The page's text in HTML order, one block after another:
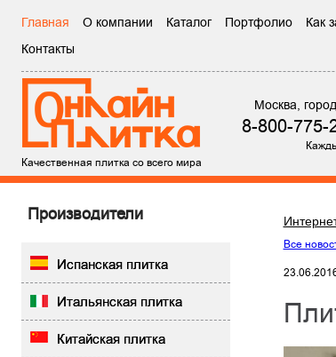
Главная О компании Каталог Портфолио Как
Контакты
Качественная плитка со всего мира
Москва,
8-800-775-
Производители
Испанская плитка
Итальянская плитка
Китайская плитка
Все